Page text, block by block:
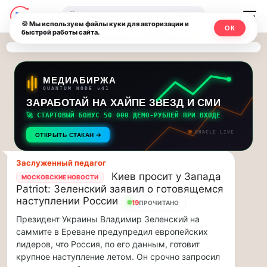
Последние
новости
и
обновления
потока:
Друзья,
приглашаем
на
музыкальную
прогулку
по
Москве
Чайковского!…
Друзья,
приглашаем
на
музыкальную
Москвичи.net
—
Главный
столичный
чат-
мессенджер,
новости
и
инсайды
Москвы
🔍
МЕДИАБИРЖА
QUANTUM NODE v41
ЗАРАБОТАЙ НА ХАЙПЕ ЗВЕЗД И СМИ
🚀 СТАРТОВЫЙ БОНУС 50 000 ДЕМО-РУБЛЕЙ ПРИ ВХОДЕ
ОТКРЫТЬ СТАКАН ➔ ORACLE LIVE
Заслуженный педагог
МОСКОВСКИЕ НОВОСТИ
Киев просит у Запада
Patriot: Зеленский заявил о готовящемся
наступлении России
19ПРОЧИТАНО
Президент Украины Владимир Зеленский на
саммите в Ереване предупредил европейских
лидеров, что Россия, по его данным, готовит
крупное наступление летом. Он срочно запросил
🍪 Мы используем файлы куки для авторизации и
быстрой работы сайта.
ОК